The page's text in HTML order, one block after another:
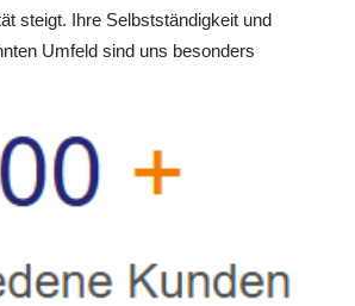
steigt. Ihre Selbstständigkeit und
Umfeld sind uns besonders